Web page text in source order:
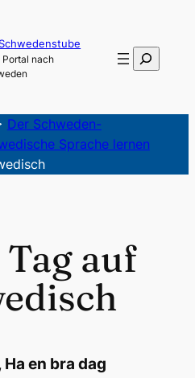
Portal nach
Suchen
Der Schweden-
Sprache lernen
auf
en bra dag